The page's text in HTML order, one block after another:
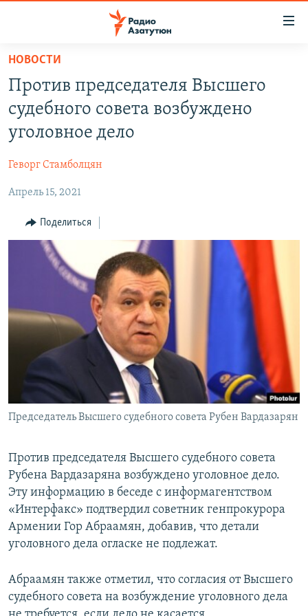
Перейти
основному
содержанию
Перейти
основной
навигации
Перейти
поиску
НОВОСТИ
ПОЛИТИКА
ЭКОНОМИКА
РЕГИОН
НАГОРНЫЙ КАРАБАХ
КУЛЬТУРА
Հայերեն
English
Русский
Все сайты Радио Азатутюн
НОВОСТИ
Против председателя Высшего
судебного совета возбуждено
уголовное дело
Геворг Стамболцян
Апрель 15, 2021
Поделиться
Председатель Высшего судебного совета Рубен Вардазарян
Против председателя Высшего судебного совета
Рубена Вардазаряна возбуждено уголовное дело.
Эту информацию в беседе с информагентством
«Интерфакс» подтвердил советник генпрокурора
Армении Гор Абраамян, добавив, что детали
уголовного дела огласке не подлежат.
Абраамян также отметил, что согласия от Высшего
судебного совета на возбуждение уголовного дела